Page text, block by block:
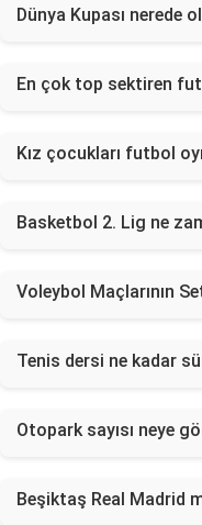
Dünya Kupası nerede
En çok top sektiren
Kız çocukları futbol
Basketbol 2. Lig ne
Voleybol Maçlarının
Tenis dersi ne kadar
Otopark sayısı neye
Beşiktaş Real Madrid